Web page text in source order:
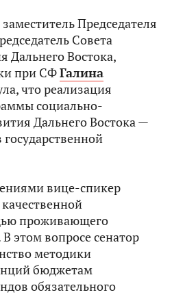
Председателя
Совета
Дальнего Востока,
при СФГалина
что реализация
социально-
Дальнего Востока —
вице-спикер
проживающего
этом вопросе сенатор
методики
бюджетам
обязательного